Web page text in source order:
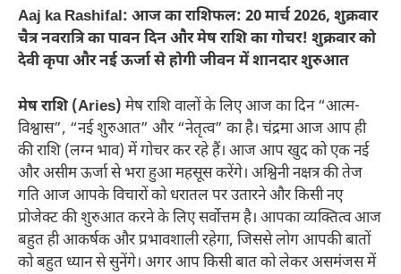
Aaj ka Rashifal: आज का राशिफल: 20 मार्च 2026, शुक्रवार
चैत्र नवरात्रि का पावन दिन और मेष राशि का गोचर! शुक्रवार को
देवी कृपा और नई ऊर्जा से होगी जीवन में शानदार शुरुआत
मेष राशि (Aries) मेष राशि वालों के लिए आज का दिन “आत्म-
विश्वास”, “नई शुरुआत” और “नेतृत्व” का है। चंद्रमा आज आप ही
की राशि (लग्न भाव) में गोचर कर रहे हैं। आज आप खुद को एक नई
और असीम ऊर्जा से भरा हुआ महसूस करेंगे। अश्विनी नक्षत्र की तेज
गति आज आपके विचारों को धरातल पर उतारने और किसी नए
प्रोजेक्ट की शुरुआत करने के लिए सर्वोत्तम है। आपका व्यक्तित्व आज
बहुत ही आकर्षक और प्रभावशाली रहेगा, जिससे लोग आपकी बातों
को बहुत ध्यान से सुनेंगे। अगर आप किसी बात को लेकर असमंजस में